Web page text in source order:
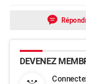
DEVENEZ